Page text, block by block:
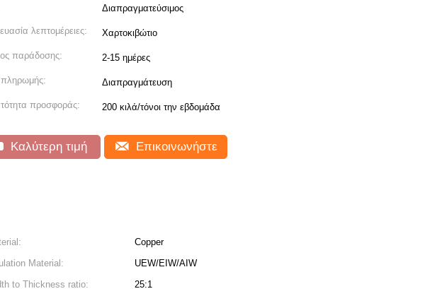
Διαπραγματεύσιμος
λεπτομέρειες: Χαρτοκιβώτιο
παράδοσης: 2-15 ημέρες
Διαπραγμάτευση
προσφοράς: 200 κιλά/τόνοι την εβδομάδα
Καλύτερη τιμή Επικοινωνήστε
Copper
Material:
UEW/EIW/AIW
to Thickness ratio:
25:1